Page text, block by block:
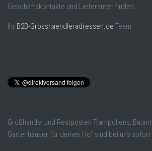
Geschäftskontakte und Lieferanten finden.
Ihr B2B-Grosshaendleradressen.de Team
Großhandel und Restposten Trampoliens,
Gartenhäuser für deinen Hof sind bei uns sofort